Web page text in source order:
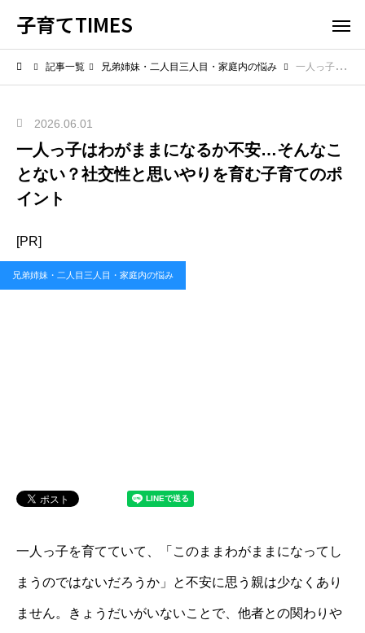
子育てTIMES
記事一覧 兄弟姉妹・二人目三人目・家庭内の悩み 一人っ子はわがままになるか不安…そんなことない？社交性と思いやりを育む子育てのポイント
2026.06.01
一人っ子はわがままになるか不安…そんなこ
とない？社交性と思いやりを育む子育てのポ
イント
[PR]
兄弟姉妹・二人目三人目・家庭内の悩み
一人っ子を育てていて、「このままわがままになってし
まうのではないだろうか」と不安に思う親は少なくあり
ません。きょうだいがいないことで、他者との関わりや